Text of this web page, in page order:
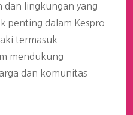
dan lingkungan yang
penting dalam Kespro
termasuk
mendukung
dan komunitas